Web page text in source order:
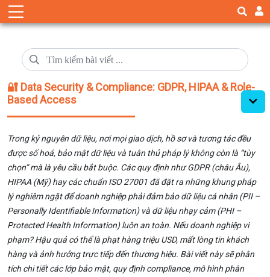
🔐 Data Security & Compliance: GDPR, HIPAA & Role-
Based Access
Trong kỷ nguyên dữ liệu, nơi mọi giao dịch, hồ sơ và tương tác đều
được số hoá, bảo mật dữ liệu và tuân thủ pháp lý không còn là “tùy
chọn” mà là yêu cầu bắt buộc. Các quy định như GDPR (châu Âu),
HIPAA (Mỹ) hay các chuẩn ISO 27001 đã đặt ra những khung pháp
lý nghiêm ngặt để doanh nghiệp phải đảm bảo dữ liệu cá nhân (PII –
Personally Identifiable Information) và dữ liệu nhạy cảm (PHI –
Protected Health Information) luôn an toàn. Nếu doanh nghiệp vi
phạm? Hậu quả có thể là phạt hàng triệu USD, mất lòng tin khách
hàng và ảnh hưởng trực tiếp đến thương hiệu. Bài viết này sẽ phân
tích chi tiết các lớp bảo mật, quy định compliance, mô hình phân